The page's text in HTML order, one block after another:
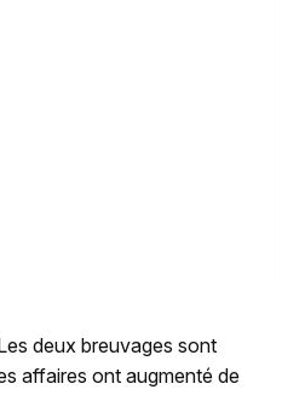
deux breuvages sont
affaires ont augmenté de